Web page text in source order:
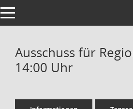
Toggle navigation
Ausschuss für
14:00 Uhr